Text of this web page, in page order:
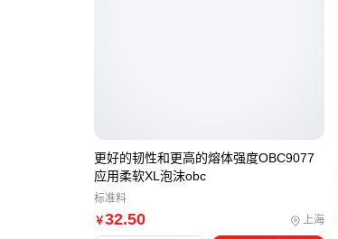
￥32.50 上海
更好的韧性和更高的熔体强度OBC9077
应用柔软XL泡沫obc
标准料